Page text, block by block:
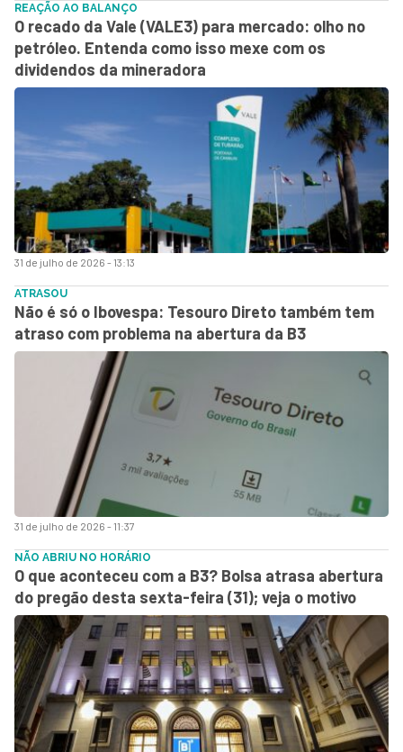
31 de julho de 2026 - 13:13
REAÇÃO AO BALANÇO
O recado da Vale (VALE3) para mercado: olho no
petróleo. Entenda como isso mexe com os
dividendos da mineradora
31 de julho de 2026 - 11:37
ATRASOU
Não é só o Ibovespa: Tesouro Direto também tem
atraso com problema na abertura da B3
NÃO ABRIU NO HORÁRIO
O que aconteceu com a B3? Bolsa atrasa abertura
do pregão desta sexta-feira (31); veja o motivo